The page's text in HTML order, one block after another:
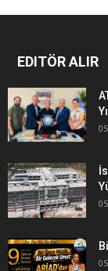
EDITÖR ALIR